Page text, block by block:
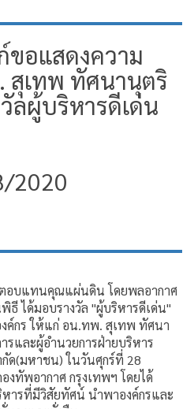
ขอแสดงความ
เทพ ทัศนานุตริ
ลผู้บริหารดีเด่น
2020
ตอบแทนคุณแผ่นดิน โดยพลอากาศ
ธี ได้มอบรางวัล "ผู้บริหารดีเด่น"
ค์กร ให้แก่ อน.ทพ. สุเทพ ทัศนา
และผู้อำนวยการฝ่ายบริหาร
ด(มหาชน) ในวันศุกร์ที่ 28
ทัพอากาศ กรุงเทพฯ โดยได้
ารที่มีวิสัยทัศน์ นำพาองค์กรและ